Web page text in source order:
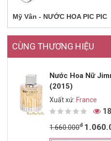
Mỹ Vân - NƯỚC HOA PIC PIC
CÙNG THƯƠNG HIỆU
Nước Hoa Nữ
(2015)
Xuất xứ: France
18
1.660.000đ